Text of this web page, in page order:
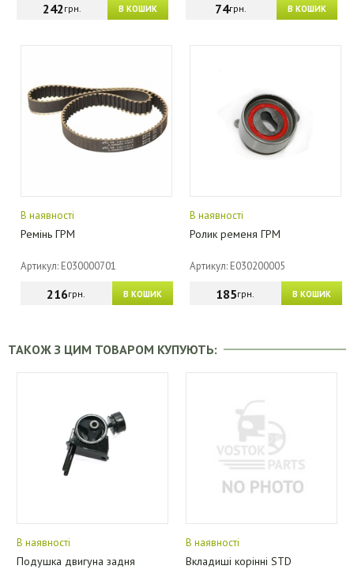
В КОШИК
242грн. В КОШИК
74грн.
В наявності
Ремінь ГРМ
Артикул: E030000701
В КОШИК
216грн.
В наявності
Ролик ременя ГРМ
Артикул: E030200005
В КОШИК
185грн.
ТАКОЖ З ЦИМ ТОВАРОМ КУПУЮТЬ:
В наявності
Подушка двигуна задня
В наявності
Вкладиші корінні STD